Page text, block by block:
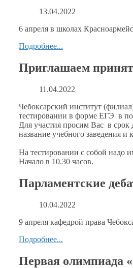
13.04.2022
6 апреля в школах
Подробнее...
Приглашаем
11.04.2022
Чебоксарский институт
тестировании в форме ЕГЭ в
Для участия просим Вас в срок
название учебного заведения и
На тестировании с собой надо
Начало в 10.30 часов.
Парламентские
10.04.2022
9 апреля кафедрой права
Подробнее...
Первая олимпиада